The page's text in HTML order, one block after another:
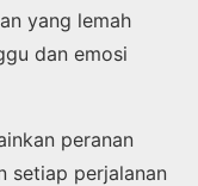
yang lemah
dan emosi
peranan
setiap perjalanan